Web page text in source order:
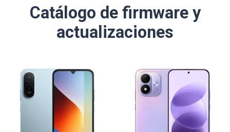
Catálogo de firmware y
actualizaciones